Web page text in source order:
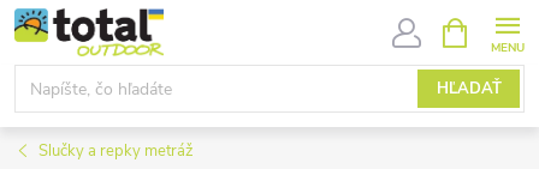
Prejsť
na
obsah
HĽADAŤ
KOŠÍK
Slučky a repky metráž